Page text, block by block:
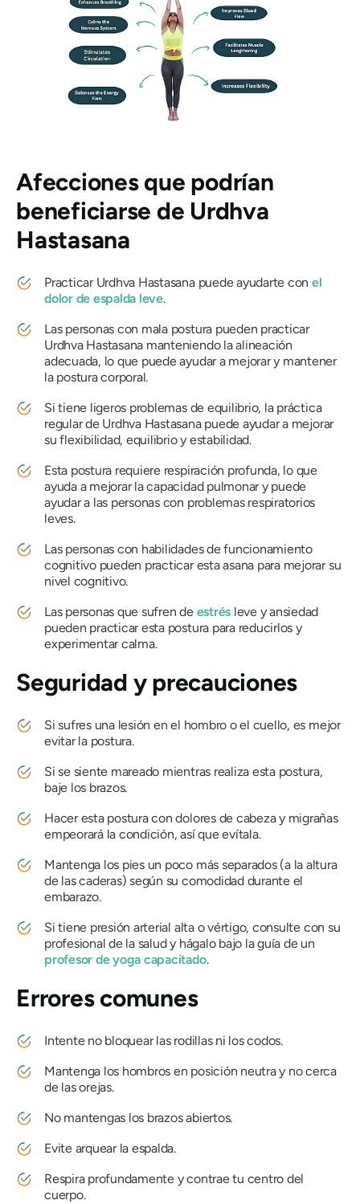
Afecciones que podrían
beneficiarse de Urdhva
Hastasana
Practicar Urdhva Hastasanapuede ayudarte con el
dolor de espalda leve.
Las personas con mala postura pueden practicar
Urdhva Hastasana manteniendo la alineación
adecuada, lo que puede ayudar a mejorar y mantener
la postura corporal.
Si tiene ligeros problemas de equilibrio, la práctica
regularde Urdhva Hastasanapuede ayudar a mejorar
su flexibilidad, equilibrio y estabilidad.
Esta postura requiere respiración profunda, lo que
ayuda a mejorar la capacidad pulmonar y puede
ayudar a las personas con problemas respiratorios
leves.
Las personas con habilidades de funcionamiento
cognitivo pueden practicar esta asana para mejorar su
nivel cognitivo.
Las personas que sufren de estrés leve y ansiedad
pueden practicar esta postura para reducirlos y
experimentar calma.
Seguridad y precauciones
Si sufres una lesión en el hombro o el cuello, es mejor
evitar la postura.
Si se siente mareado mientras realiza esta postura,
baje los brazos.
Hacer esta postura con dolores de cabeza y migrañas
empeorará la condición, así que evítala.
Mantenga los pies un poco más separados (a la altura
de las caderas) según su comodidad durante el
embarazo.
Si tiene presión arterial alta o vértigo, consulte con su
profesional de la salud y hágalo bajo la guía de un
profesor de yoga capacitado.
Errores comunes
Intente no bloquear las rodillas ni los codos.
Mantenga los hombros en posición neutra y no cerca
de las orejas.
No mantengas los brazos abiertos.
Evite arquear la espalda.
Respira profundamente y contrae tu centro del
cuerpo.